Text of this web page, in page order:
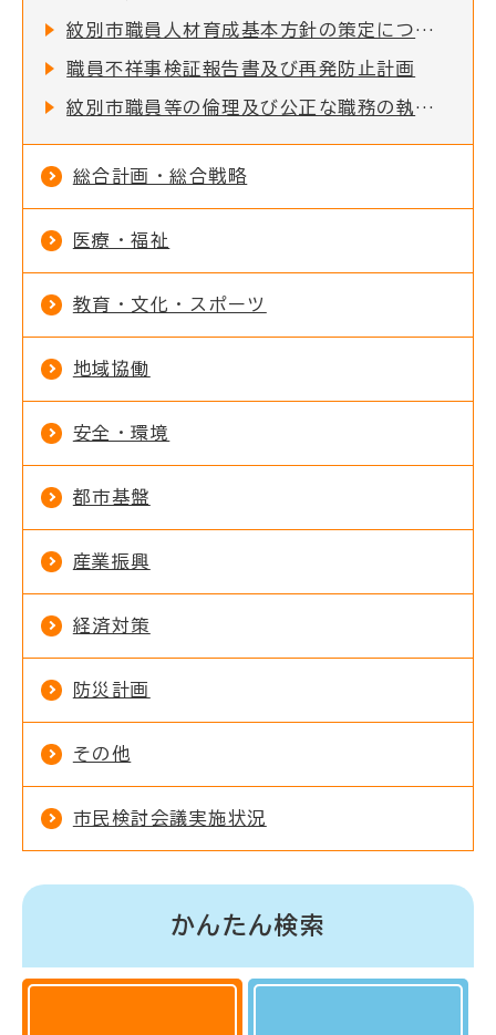
紋別市職員人材育成基本方針の策定について
職員不祥事検証報告書及び再発防止計画
紋別市職員等の倫理及び公正な職務の執行の確保について
総合計画・総合戦略
医療・福祉
教育・文化・スポーツ
地域協働
安全・環境
都市基盤
産業振興
経済対策
防災計画
その他
市民検討会議実施状況
かんたん検索